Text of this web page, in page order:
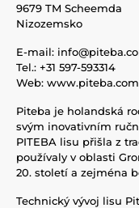
9679 TM Scheemda
Nizozemsko
E-mail:
Tel.: +31 597-593314
Web: www.piteba.com
Piteba je holandská
svým inovativním
PITEBA lisu přišla z
používaly v oblasti
20. století a zejména
Technický vývoj lisu